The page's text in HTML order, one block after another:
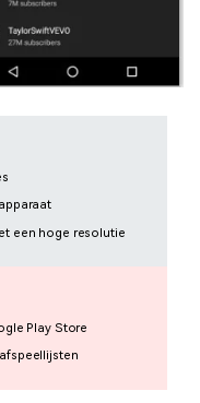
een hoge resolutie
Play Store